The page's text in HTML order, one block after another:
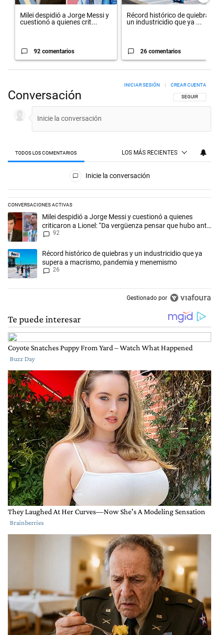
Milei despidió a Jorge Messi y
cuestionó a quienes crit...
92 comentarios
Récord histórico de quiebras y
un industricidio que ya ...
26 comentarios
Conversación SIGA ESTA
SEGUIR
INICIAR SESIÓN | CREAR CUENTA
TODOS LOS COMENTARIOS LOS MÁS RECIENTES
Todos los comentarios
Inicie la conversación
CONVERSACIONES ACTIVAS
Este listado muestra los artículos con más comentarios en los
Un artículo de tendencia con el título "Milei despidió a Jorge Messi y
Milei despidió a Jorge Messi y cuestionó a quienes
criticaron a Lionel: “Da vergüenza pensar que hubo anti-
Messi”
92
Un artículo de tendencia con el título "Récord histórico de quiebras y
Récord histórico de quiebras y un industricidio que ya
supera a macrismo, pandemia y menemismo
26
Gestionado por